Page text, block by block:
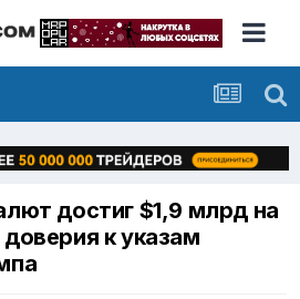
достиг $1,9 млрд на
к указам